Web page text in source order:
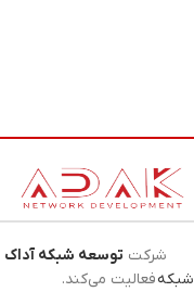
شرکت توسعه شبکه آداک
شبکهفعالیت می‌کند.